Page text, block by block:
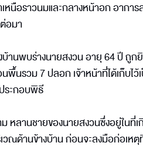
หนือราวนมและกลางหน้าอก อาก
อมา
านพบร่างนายสงวน อายุ 64 ปี ถูก
นพื้นรวม 7 ปลอก เจ้าหน้าที่ได้เก็บ
ระกอบพิธี
หลานชายของนายสงวนซึ่งอยู่ในที่
วณด้านข้างบ้าน ก่อนจะลงมือก่อเห